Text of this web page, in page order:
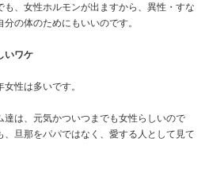
、女性ホルモンが出ますから、異性・すな
の体のためにもいいのです。
いワケ
性は多いです。
達は、元気かついつまでも女性らしいので
旦那をパパではなく、愛する人として見て